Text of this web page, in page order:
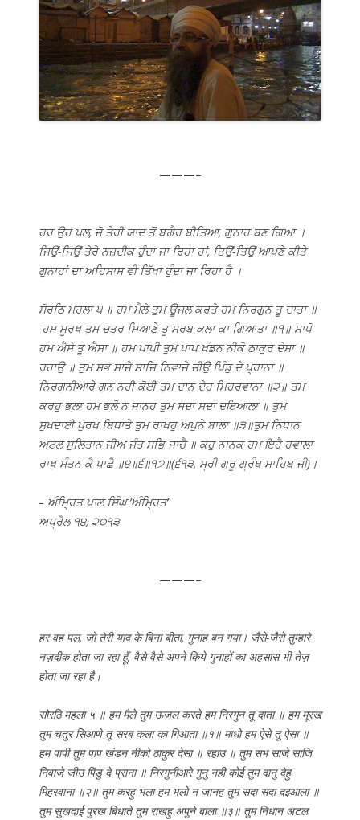
———–
ਹਰ ਉਹ ਪਲ, ਜੋ ਤੇਰੀ ਯਾਦ ਤੋਂ ਬਗ਼ੈਰ ਬੀਤਿਆ, ਗੁਨਾਹ ਬਣ ਗਿਆ ।
ਜਿਉਂ-ਜਿਉਂ ਤੇਰੇ ਨਜ਼ਦੀਕ ਹੁੰਦਾ ਜਾ ਰਿਹਾ ਹਾਂ, ਤਿਉਂ-ਤਿਉਂ ਆਪਣੇ ਕੀਤੇ
ਗੁਨਾਹਾਂ ਦਾ ਅਹਿਸਾਸ ਵੀ ਤਿੱਖਾ ਹੁੰਦਾ ਜਾ ਰਿਹਾ ਹੈ ।
ਸੋਰਠਿ ਮਹਲਾ ੫ ॥ ਹਮ ਮੈਲੇ ਤੁਮ ਊਜਲ ਕਰਤੇ ਹਮ ਨਿਰਗੁਨ ਤੂ ਦਾਤਾ ॥
ਹਮ ਮੂਰਖ ਤੁਮ ਚਤੁਰ ਸਿਆਣੇ ਤੂ ਸਰਬ ਕਲਾ ਕਾ ਗਿਆਤਾ ॥੧॥ ਮਾਧੋ
ਹਮ ਐਸੇ ਤੂ ਐਸਾ ॥ ਹਮ ਪਾਪੀ ਤੁਮ ਪਾਪ ਖੰਡਨ ਨੀਕੋ ਠਾਕੁਰ ਦੇਸਾ ॥
ਰਹਾਉ ॥ ਤੁਮ ਸਭ ਸਾਜੇ ਸਾਜਿ ਨਿਵਾਜੇ ਜੀਉ ਪਿੰਡੁ ਦੇ ਪ੍ਰਾਨਾ ॥
ਨਿਰਗੁਨੀਆਰੇ ਗੁਨੁ ਨਹੀ ਕੋਈ ਤੁਮ ਦਾਨੁ ਦੇਹੁ ਮਿਹਰਵਾਨਾ ॥੨॥ ਤੁਮ
ਕਰਹੁ ਭਲਾ ਹਮ ਭਲੋ ਨ ਜਾਨਹ ਤੁਮ ਸਦਾ ਸਦਾ ਦਇਆਲਾ ॥ ਤੁਮ
ਸੁਖਦਾਈ ਪੁਰਖ ਬਿਧਾਤੇ ਤੁਮ ਰਾਖਹੁ ਅਪੁਨੇ ਬਾਲਾ ॥੩॥ਤੁਮ ਨਿਧਾਨ
ਅਟਲ ਸੁਲਿਤਾਨ ਜੀਅ ਜੰਤ ਸਭਿ ਜਾਚੈ ॥ ਕਹੁ ਨਾਨਕ ਹਮ ਇਹੈ ਹਵਾਲਾ
ਰਾਖੁ ਸੰਤਨ ਕੈ ਪਾਛੈ ॥੪॥੬॥੧੭॥(੬੧੩, ਸ੍ਰੀ ਗੁਰੂ ਗ੍ਰੰਥ ਸਾਹਿਬ ਜੀ)।
– ਅੰਮ੍ਰਿਤ ਪਾਲ ਸਿੰਘ ‘ਅੰਮ੍ਰਿਤ’
ਅਪ੍ਰੈਲ ੧੪, ੨੦੧੩
———–
हर वह पल, जो तेरी याद के बिना बीता, गुनाह बन गया। जैसे-जैसे तुम्हारे
नज़दीक होता जा रहा हूँ, वैसे-वैसे अपने किये गुनाहों का अहसास भी तेज़
होता जा रहा है।
सोरठि महला ५ ॥ हम मैले तुम ऊजल करते हम निरगुन तू दाता ॥ हम मूरख
तुम चतुर सिआणे तू सरब कला का गिआता ॥१॥ माधो हम ऐसे तू ऐसा ॥
हम पापी तुम पाप खंडन नीको ठाकुर देसा ॥ रहाउ ॥ तुम सभ साजे साजि
निवाजे जीउ पिंडु दे प्राना ॥ निरगुनीआरे गुनु नही कोई तुम दानु देहु
मिहरवाना ॥२॥ तुम करहु भला हम भलो न जानह तुम सदा सदा दइआला ॥
तुम सुखदाई पुरख बिधाते तुम राखहु अपुने बाला ॥३॥ तुम निधान अटल